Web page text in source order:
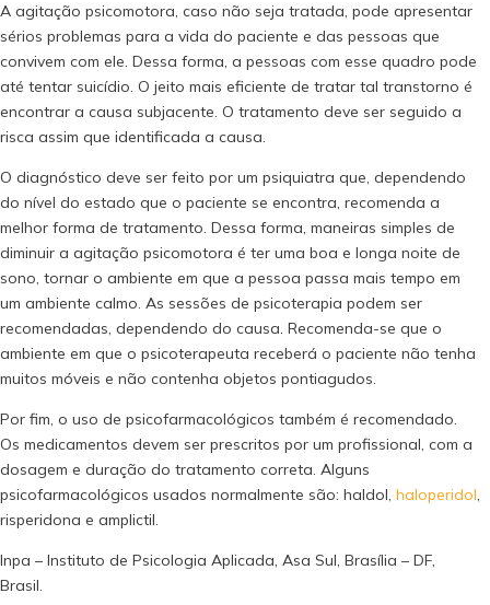
A agitação psicomotora, caso não seja tratada, pode apresentar
sérios problemas para a vida do paciente e das pessoas que
convivem com ele. Dessa forma, a pessoas com esse quadro pode
até tentar suicídio. O jeito mais eficiente de tratar tal transtorno é
encontrar a causa subjacente. O tratamento deve ser seguido a
risca assim que identificada a causa.
O diagnóstico deve ser feito por um psiquiatra que, dependendo
do nível do estado que o paciente se encontra, recomenda a
melhor forma de tratamento. Dessa forma, maneiras simples de
diminuir a agitação psicomotora é ter uma boa e longa noite de
sono, tornar o ambiente em que a pessoa passa mais tempo em
um ambiente calmo. As sessões de psicoterapia podem ser
recomendadas, dependendo do causa. Recomenda-se que o
ambiente em que o psicoterapeuta receberá o paciente não tenha
muitos móveis e não contenha objetos pontiagudos.
Por fim, o uso de psicofarmacológicos também é recomendado.
Os medicamentos devem ser prescritos por um profissional, com a
dosagem e duração do tratamento correta. Alguns
psicofarmacológicos usados normalmente são: haldol, haloperidol,
risperidona e amplictil.
Inpa – Instituto de Psicologia Aplicada, Asa Sul, Brasília – DF,
Brasil.